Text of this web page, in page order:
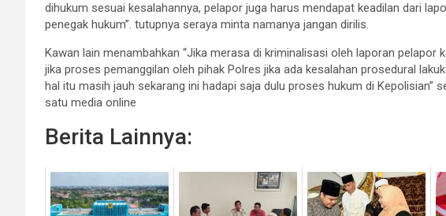
dihukum sesuai kesalahannya, pelapor juga harus mendapat keadilan dari
penegak hukum”. tutupnya seraya minta namanya jangan dirilis.
Kawan lain menambahkan “Jika merasa di kriminalisasi oleh laporan pelapor
jika proses pemanggilan oleh pihak Polres jika ada kesalahan prosedural
hal itu masih jauh sekarang ini hadapi saja dulu proses hukum di Kepolisian”
satu media online
Berita Lainnya: